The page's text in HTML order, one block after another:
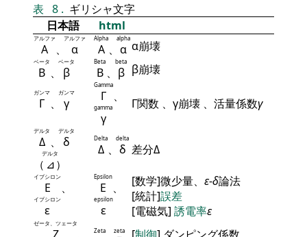
表 8 . ギリシャ文字
日本語
html
Α
アルファ
、 α
アルファ
Α
Alpha
、 α
alpha
α崩壊
Β
ベータ
、 β
ベータ
Β
Beta
、 β
beta
β崩壊
Γ
ガンマ
、 γ
ガンマ Γ
Gamma
、
γ
gamma Γ関数 、γ崩壊 、活量係数γ
Δ
デルタ
、 δ
デルタ
（ ⊿
デルタ
）
Δ
Delta
、 δ
delta
差分Δ
Ε
イプシロン
、
ε
イプシロン
Ε
Epsilon
、
ε
epsilon
[数学]微少量、 ε-δ論法
[統計]誤差
[電磁気] 誘電率ε
ゼータ、ツェータ
Zeta zeta